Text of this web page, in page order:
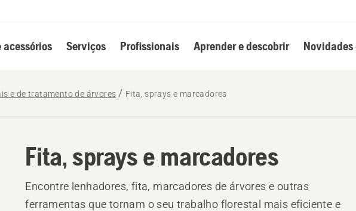
acessórios Serviços Profissionais Aprender e descobrir Novidades
e de tratamento de árvores Fita, sprays e marcadores
Fita, sprays e marcadores
Encontre lenhadores, fita, marcadores de árvores e outras
ferramentas que tornam o seu trabalho florestal mais eficiente e